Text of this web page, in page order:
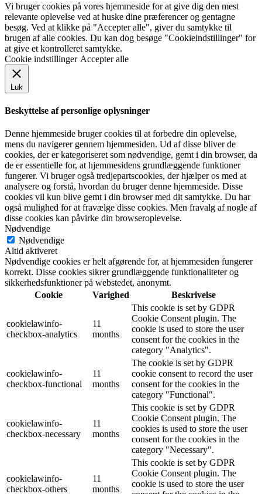
Vi bruger cookies på vores hjemmeside for at give dig den mest
relevante oplevelse ved at huske dine præferencer og gentagne
besøg. Ved at klikke på "Accepter alle", giver du samtykke til
brugen af alle cookies. Du kan dog besøge "Cookieindstillinger" for
at give et kontrolleret samtykke.
Cookie indstillinger Accepter alle
Luk
Beskyttelse af personlige oplysninger
Denne hjemmeside bruger cookies til at forbedre din oplevelse,
mens du navigerer gennem hjemmesiden. Ud af disse bliver de
cookies, der er kategoriseret som nødvendige, gemt i din browser, da
de er essentielle for, at hjemmesidens grundlæggende funktioner
fungerer. Vi bruger også tredjepartscookies, der hjælper os med at
analysere og forstå, hvordan du bruger denne hjemmeside. Disse
cookies vil kun blive gemt i din browser med dit samtykke. Du har
også mulighed for at fravælge disse cookies. Men fravalg af nogle af
disse cookies kan påvirke din browseroplevelse.
Nødvendige
Nødvendige
Altid aktiveret
Nødvendige cookies er helt afgørende for, at hjemmesiden fungerer
korrekt. Disse cookies sikrer grundlæggende funktionaliteter og
sikkerhedsfunktioner på webstedet, anonymt.
Cookie
Varighed Beskrivelse
cookielawinfo-
checkbox-analytics
11
months
This cookie is set by GDPR
Cookie Consent plugin. The
cookie is used to store the user
consent for the cookies in the
category "Analytics".
cookielawinfo-
checkbox-functional
11
months
The cookie is set by GDPR
cookie consent to record the user
consent for the cookies in the
category "Functional".
cookielawinfo-
checkbox-necessary
11
months
This cookie is set by GDPR
Cookie Consent plugin. The
cookies is used to store the user
consent for the cookies in the
category "Necessary".
cookielawinfo-
checkbox-others
11
months
This cookie is set by GDPR
Cookie Consent plugin. The
cookie is used to store the user